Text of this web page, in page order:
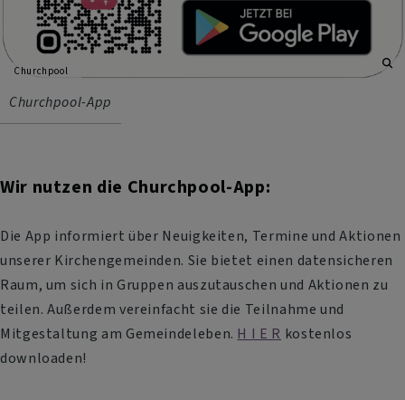
Churchpool
Churchpool-App
Wir nutzen die Churchpool-App:
Die App informiert über Neuigkeiten, Termine und Aktionen
unserer Kirchengemeinden. Sie bietet einen datensicheren
Raum, um sich in Gruppen auszutauschen und Aktionen zu
teilen. Außerdem vereinfacht sie die Teilnahme und
Mitgestaltung am Gemeindeleben. H I E R kostenlos
downloaden!